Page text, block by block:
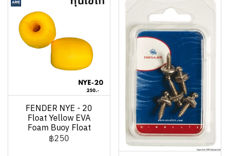
FENDER NYE - 20
Float Yellow EVA
Foam Buoy Float
฿250